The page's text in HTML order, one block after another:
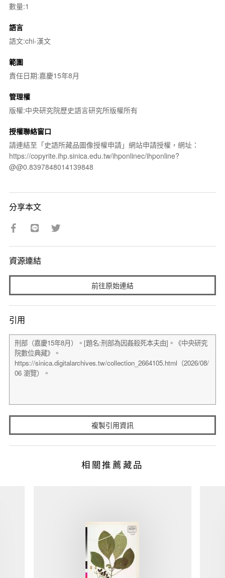
數量:1
語言
語文:chi-漢文
範圍
責任日期:嘉慶15年8月
管理權
版權:中央研究院歷史語言研究所版權所有
授權聯絡窗口
請連結至「史語所藏品圖像授權申請」網站申請授權，網址：
https://copyrite.ihp.sinica.edu.tw/ihponlinec/ihponline?
@@0.8397848014139848
分享本文
資源連結
前往原始連結
引用
複製引用資訊
相關推薦藏品